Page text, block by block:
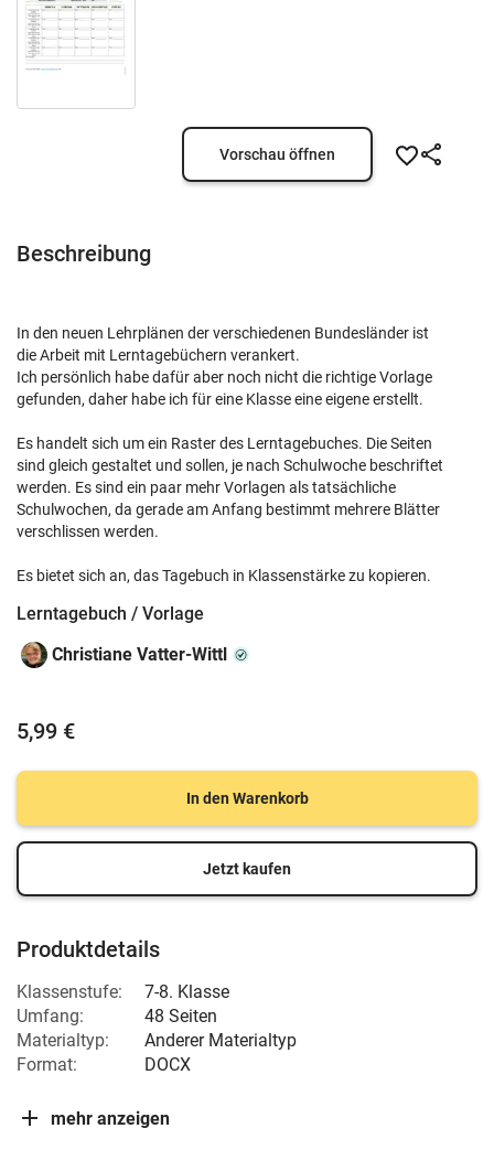
Vorschau öffnen
Beschreibung
In den neuen Lehrplänen der verschiedenen Bundesländer ist
die Arbeit mit Lerntagebüchern verankert.
Ich persönlich habe dafür aber noch nicht die richtige Vorlage
gefunden, daher habe ich für eine Klasse eine eigene erstellt.
Es handelt sich um ein Raster des Lerntagebuches. Die Seiten
sind gleich gestaltet und sollen, je nach Schulwoche beschriftet
werden. Es sind ein paar mehr Vorlagen als tatsächliche
Schulwochen, da gerade am Anfang bestimmt mehrere Blätter
verschlissen werden.
Es bietet sich an, das Tagebuch in Klassenstärke zu kopieren.
Lerntagebuch / Vorlage
Christiane Vatter-Wittl
5,99 €
In den Warenkorb
Jetzt kaufen
Produktdetails
Klassenstufe:
7-8. Klasse
Umfang:
48 Seiten
Materialtyp:
Anderer Materialtyp
Format:
DOCX
mehr anzeigen